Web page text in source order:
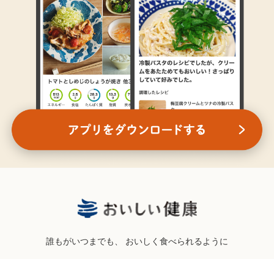
誰もがいつまでも、 おいしく食べられるように